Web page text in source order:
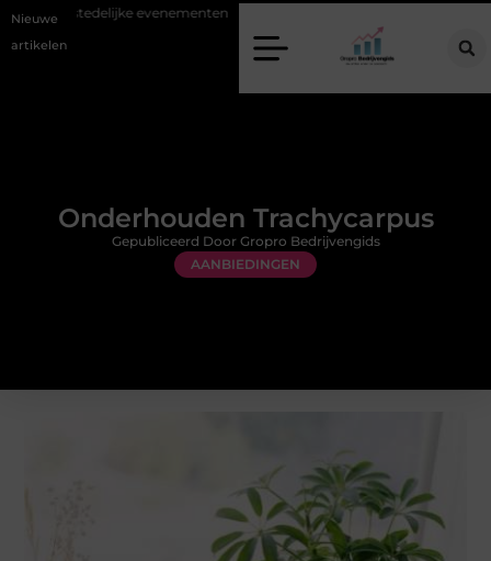
Nieuwe
artikelen
evenementen Alles over flexibele inzet van personeel
Onderhouden Trachycarpus
AANBIEDINGEN
Gepubliceerd Door Gropro Bedrijvengids